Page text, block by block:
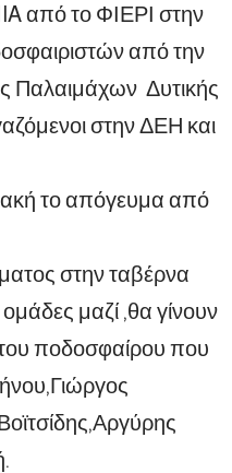
από το ΦΙΕΡΙ στην
από την
Παλαιμάχων Δυτικής
στην ΔΕΗ και
το απόγευμα από
στην ταβέρνα
μαζί ,θα γίνουν
ποδοσφαίρου που